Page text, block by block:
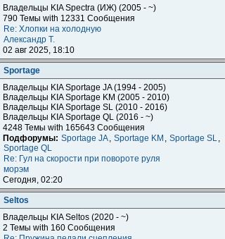
Владельцы KIA Spectra (ИЖ) (2005 - ~)
790 Темы with 12331 Сообщения
Re: Хлопки на холодную
Александр Т.
02 авг 2025, 18:10
Sportage
Владельцы KIA Sportage JA (1994 - 2005)
Владельцы KIA Sportage KM (2005 - 2010)
Владельцы KIA Sportage SL (2010 - 2016)
Владельцы KIA Sportage QL (2016 - ~)
4248 Темы with 165643 Сообщения
Подфорумы: Sportage JA, Sportage KM , Sportage SL,
Sportage QL
Re: Гул на скорости при повороте руля
морэм
Сегодня, 02:20
Seltos
Владельцы KIA Seltos (2020 - ~)
2 Темы with 160 Сообщения